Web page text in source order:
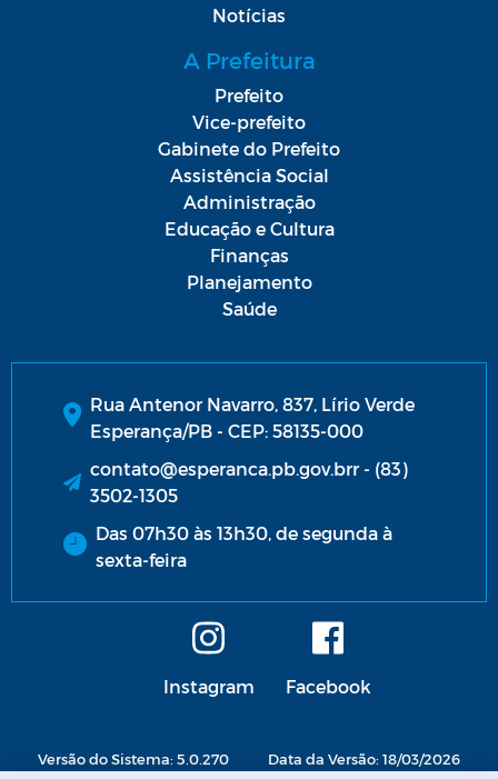
Notícias
A Prefeitura
Prefeito
Vice-prefeito
Gabinete do Prefeito
Assistência Social
Administração
Educação e Cultura
Finanças
Planejamento
Saúde
Rua Antenor Navarro, 837, Lírio Verde
Esperança/PB - CEP: 58135-000
contato@esperanca.pb.gov.brr - (83)
3502-1305
Das 07h30 às 13h30, de segunda à
sexta-feira
Instagram Facebook
Versão do Sistema: 5.0.270 Data da Versão: 18/03/2026